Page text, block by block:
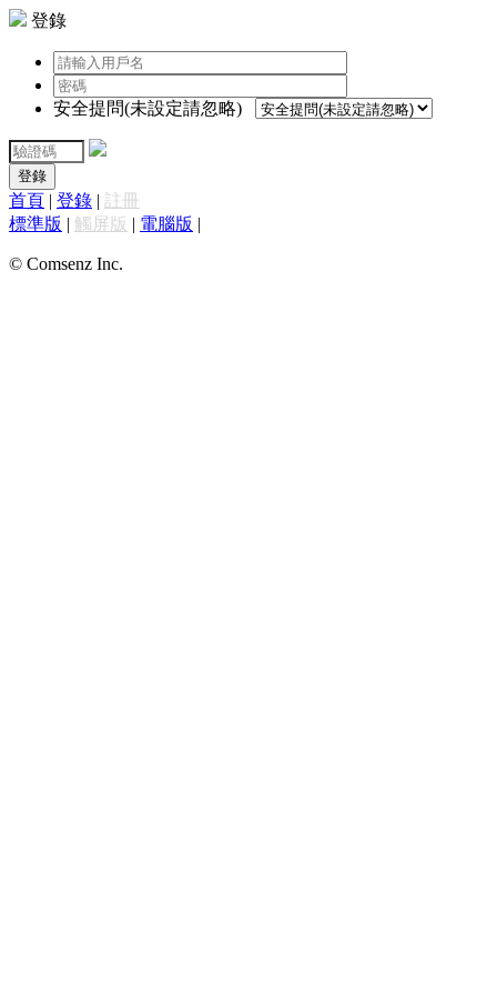
登錄
安全提問(未設定請忽略)
登錄
首頁 | 登錄 | 註冊
標準版 | 觸屏版 | 電腦版 |
© Comsenz Inc.